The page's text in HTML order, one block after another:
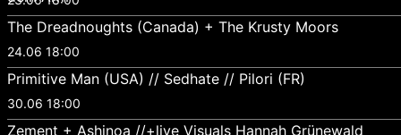
The Dreadnoughts (Canada) + The Krusty Moors
24.06 18:00
Primitive Man (USA) // Sedhate // Pilori (FR)
30.06 18:00
Zement + Ashinoa //+live Visuals Hannah Grünewald